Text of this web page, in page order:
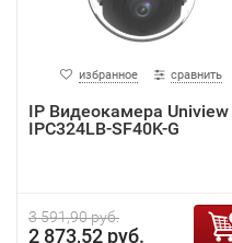
избранное сравнить
IP Видеокамера Uniview
IPC324LB-SF40K-G
3 591,90 руб.
2 873,52 руб.